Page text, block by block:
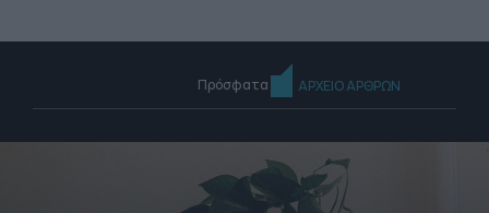
Πρόσφατα ΑΡΧΕΙΟ ΑΡΘΡΩΝ